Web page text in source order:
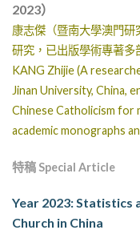
2023）
康志傑 （暨南大學澳門
研究，已出版學術專著多
KANG Zhijie(A
Jinan University, China,
Chinese Catholicism for
academic monographs
特稿 Special Article
Year 2023: Statistics
Church in China